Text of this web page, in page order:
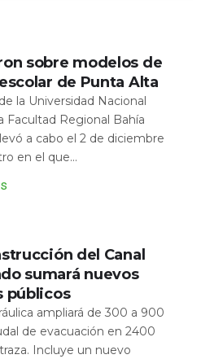
sobre modelos de
de Punta Alta
la Universidad Nacional
Facultad Regional Bahía
a cabo el 2 de diciembre
en el que...
del Canal
sumará nuevos
públicos
ampliará de 300 a 900
de evacuación en 2400
Incluye un nuevo